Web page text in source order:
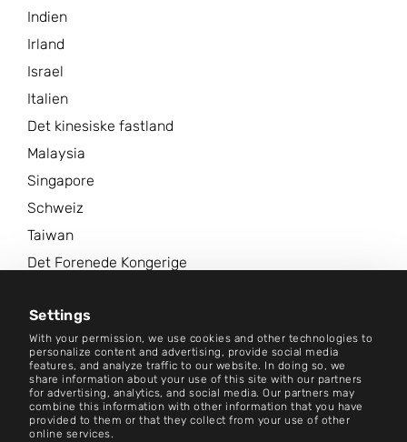
Settings
With your permission, we use cookies and other technologies to
personalize content and advertising, provide social media
features, and analyze traffic to our website. In doing so, we
share information about your use of this site with our partners
for advertising, analytics, and social media. Our partners may
combine this information with other information that you have
provided to them or that they collect from your use of other
online services.
Indien
Irland
Israel
Italien
Det kinesiske fastland
Malaysia
Singapore
Schweiz
Taiwan
Det Forenede Kongerige
Flere steder
Nyhedscenter
Kontakt